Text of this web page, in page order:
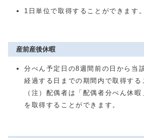
1日単位で取得することができます。
産前産後休暇
分べん予定日の8週間前の日から当
経過する日までの期間内で取得する
（注）配偶者は「配偶者分べん休暇
を取得することができます。